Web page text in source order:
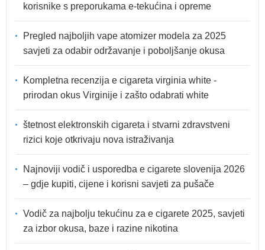
korisnike s preporukama e-tekućina i opreme
Pregled najboljih vape atomizer modela za 2025
savjeti za odabir održavanje i poboljšanje okusa
Kompletna recenzija e cigareta virginia white -
prirodan okus Virginije i zašto odabrati white
štetnost elektronskih cigareta i stvarni zdravstveni
rizici koje otkrivaju nova istraživanja
Najnoviji vodič i usporedba e cigarete slovenija 2026
– gdje kupiti, cijene i korisni savjeti za pušače
Vodič za najbolju tekućinu za e cigarete 2025, savjeti
za izbor okusa, baze i razine nikotina